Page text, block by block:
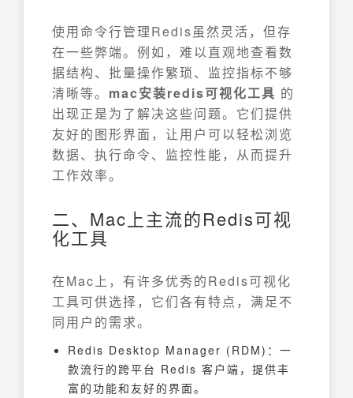
使用命令行管理Redis虽然灵活，但存
在一些弊端。例如，难以直观地查看数
据结构、批量操作繁琐、监控指标不够
清晰等。 mac安装redis可视化工具 的
出现正是为了解决这些问题。它们提供
友好的图形界面，让用户可以轻松浏览
数据、执行命令、监控性能，从而提升
工作效率。
二、Mac上主流的Redis可视
化工具
在Mac上，有许多优秀的Redis可视化
工具可供选择，它们各有特点，满足不
同用户的需求。
Redis Desktop Manager (RDM)：一
款流行的跨平台 Redis 客户端，提供丰
富的功能和友好的界面。